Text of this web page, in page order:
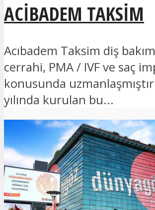
ACIBADEM TAKSIM
Acıbadem Taksim diş
cerrahi, PMA / IVF ve saç
konusunda
yılında kurulan bu...